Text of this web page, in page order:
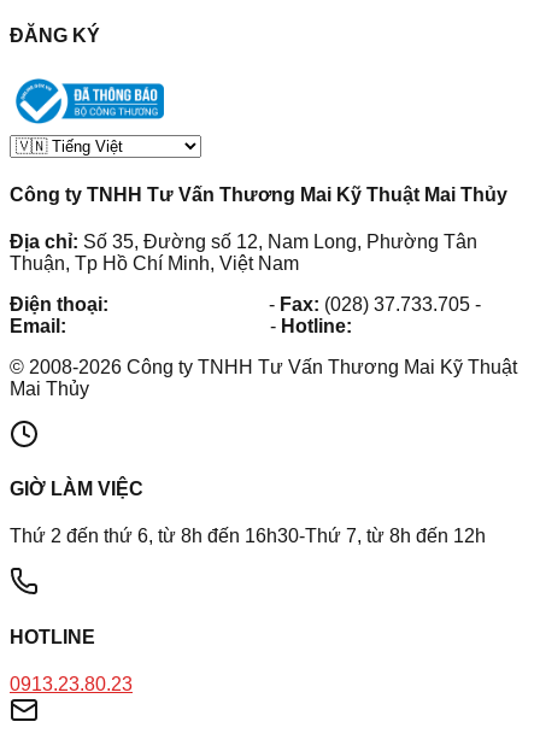
ĐĂNG KÝ
Công ty TNHH Tư Vấn Thương Mai Kỹ Thuật Mai Thủy
Địa chỉ: Số 35, Đường số 12, Nam Long, Phường Tân
Thuận, Tp Hồ Chí Minh, Việt Nam
Điện thoại:
- Fax: (028) 37.733.705 -
Email:
- Hotline:
© 2008-2026 Công ty TNHH Tư Vấn Thương Mai Kỹ Thuật
Mai Thủy
GIỜ LÀM VIỆC
Thứ 2 đến thứ 6, từ 8h đến 16h30-Thứ 7, từ 8h đến 12h
HOTLINE
0913.23.80.23